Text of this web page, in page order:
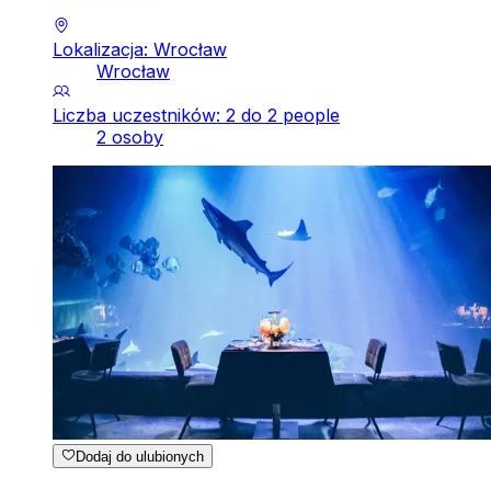
Lokalizacja: Wrocław
Wrocław
Liczba uczestników: 2 do 2 people
2 osoby
Dodaj do ulubionych